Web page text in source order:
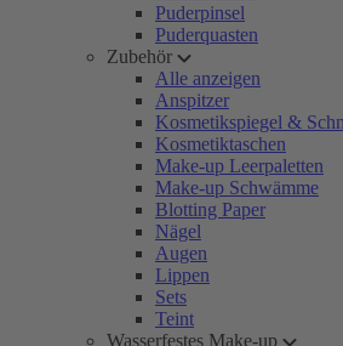
Puderpinsel
Puderquasten
Zubehör
Alle anzeigen
Anspitzer
Kosmetikspiegel &
Kosmetiktaschen
Make-up Leerpaletten
Make-up Schwämme
Blotting Paper
Nägel
Augen
Lippen
Sets
Teint
Wasserfestes Make-up